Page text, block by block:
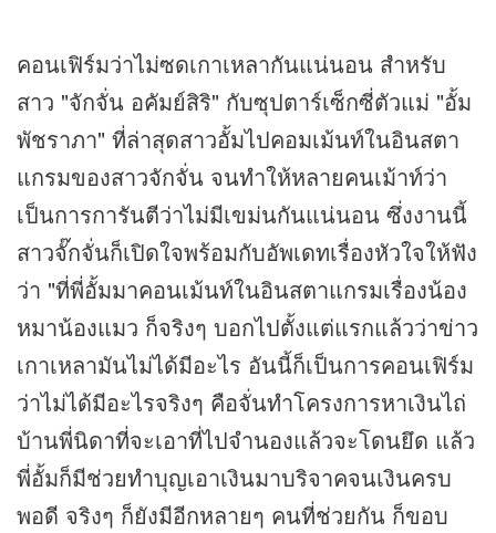
คอนเฟิร์มว่าไม่ซดเกาเหลากันแน่นอน สำหรับ
สาว "จักจั่น อคัมย์สิริ" กับซุปตาร์เซ็กซี่ตัวแม่ "อั้ม
พัชราภา" ที่ล่าสุดสาวอั้มไปคอมเม้นท์ในอินสตา
แกรมของสาวจักจั่น จนทำให้หลายคนเม้าท์ว่า
เป็นการการันตีว่าไม่มีเขม่นกันแน่นอน ซึ่งงานนี้
สาวจั๊กจั่นก็เปิดใจพร้อมกับอัพเดทเรื่องหัวใจให้ฟัง
ว่า "ที่พี่อั้มมาคอนเม้นท์ในอินสตาแกรมเรื่องน้อง
หมาน้องแมว ก็จริงๆ บอกไปตั้งแต่แรกแล้วว่าข่าว
เกาเหลามันไม่ได้มีอะไร อันนี้ก็เป็นการคอนเฟิร์ม
ว่าไม่ได้มีอะไรจริงๆ คือจั่นทำโครงการหาเงินไถ่
บ้านพี่นิดาที่จะเอาที่ไปจำนองแล้วจะโดนยึด แล้ว
พี่อั้มก็มีช่วยทำบุญเอาเงินมาบริจาคจนเงินครบ
พอดี จริงๆ ก็ยังมีอีกหลายๆ คนที่ช่วยกัน ก็ขอบ